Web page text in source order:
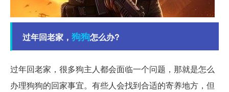
过年回老家， 狗狗怎么办?
过年回老家，很多狗主人都会面临一个问题，那就是怎么
办理狗狗的回家事宜。有些人会找到合适的寄养地方，但